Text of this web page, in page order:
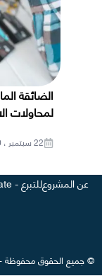
الضائقة
لمحاولات
22 سبتمبر ، 2020
عن المشروعللتبرع - donate
©جميع الحقوق محفوظة